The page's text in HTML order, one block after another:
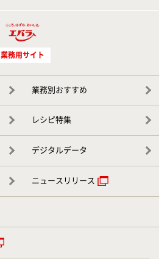
業務用サイト
業務別おすすめ
レシピ特集
デジタルデータ
ニュースリリース